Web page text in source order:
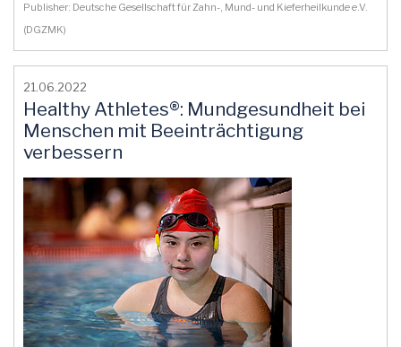
Publisher: Deutsche Gesellschaft für Zahn-, Mund- und Kieferheilkunde e.V.
(DGZMK)
21.06.2022
Healthy Athletes®: Mundgesundheit bei
Menschen mit Beeinträchtigung
verbessern